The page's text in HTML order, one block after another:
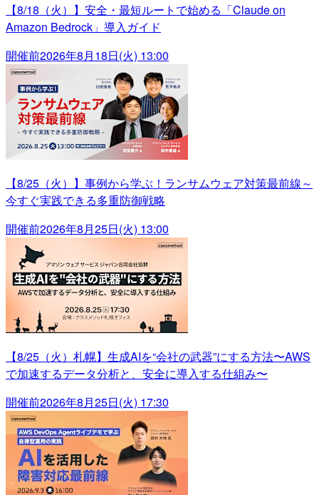
【8/18（火）】安全・最短ルートで始める「Claude on
Amazon Bedrock」導入ガイド
開催前2026年8月18日(火) 13:00
【8/25（火）】事例から学ぶ！ランサムウェア対策最前線～
今すぐ実践できる多重防御戦略
開催前2026年8月25日(火) 13:00
【8/25（火）札幌】生成AIを“会社の武器”にする方法〜AWS
で加速するデータ分析と、安全に導入する仕組み〜
開催前2026年8月25日(火) 17:30